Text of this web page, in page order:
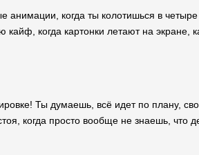
анимации, когда ты колотишься в
когда картонки летают на экране,
Ты думаешь, всё идет по плану,
когда просто вообще не знаешь, что